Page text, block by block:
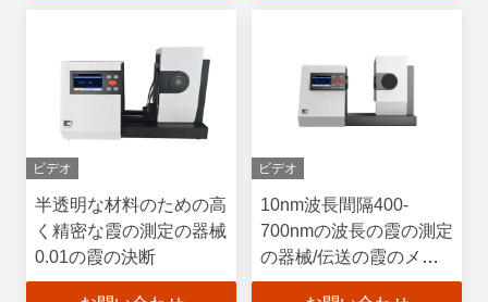
ビデオ
半透明な材料のための高
く精密な霞の測定の器械
0.01の霞の決断
ビデオ
10nm波長間隔400-
700nmの波長の霞の測定
の器械/伝送の霞のメー
トル